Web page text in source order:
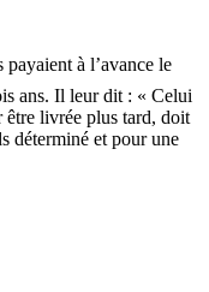
ans. Il leur dit : « Celui
être livrée plus tard, doit
déterminé et pour une